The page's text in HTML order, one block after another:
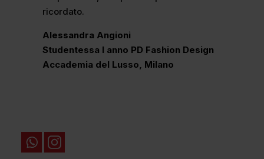
ricordato.
Alessandra Angioni
Studentessa I anno PD Fashion Design
Accademia del Lusso, Milano